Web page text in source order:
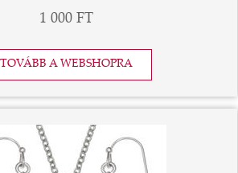
1 000 FT
TOVÁBB A WEBSHOPRA